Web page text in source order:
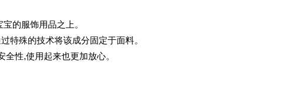
的服饰用品之上。
特殊的技术将该成分固定于面料。
性,使用起来也更加放心。